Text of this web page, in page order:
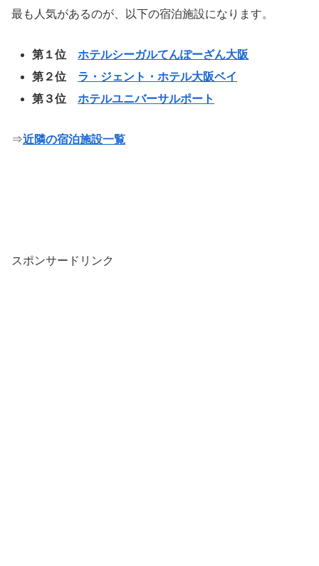
最も人気があるのが、以下の宿泊施設になります。
第１位ホテルシーガルてんぽーざん大阪
第２位 ラ・ジェント・ホテル大阪ベイ
第３位ホテルユニバーサルポート
⇒近隣の宿泊施設一覧
スポンサードリンク